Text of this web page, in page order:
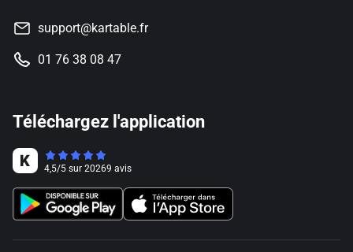
support@kartable.fr
01 76 38 08 47
Téléchargez l'application
4,5/5 sur 20269 avis